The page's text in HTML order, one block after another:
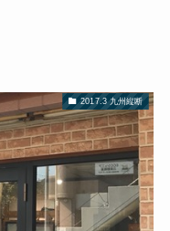
2017.3 九州縦断